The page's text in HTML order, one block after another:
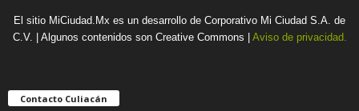
El sitio MiCiudad.Mx es un desarrollo de Corporativo Mi Ciudad S.A. de
C.V. | Algunos contenidos son Creative Commons | Aviso de privacidad.
Contacto Culiacán